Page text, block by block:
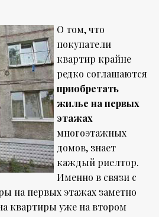
О том, что
покупатели
квартир крайне
редко соглашаются
приобретать
жилье на первых
этажах
многоэтажных
домов, знает
каждый риелтор.
Именно в связи с
на первых этажах заметно
квартиры уже на втором